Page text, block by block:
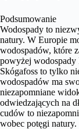
Podsumowanie
Wodospady to
natury. W Europie
wodospadów, które
powyżej
Skógafoss to tylko
wodospadów ma
niezapomniane
odwiedzających na
cudów to
wobec potęgi natury.